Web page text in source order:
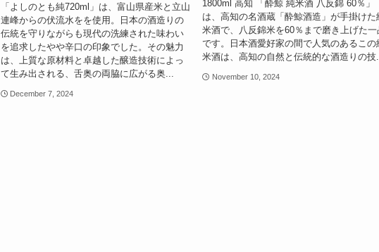
「よしのとも純720ml」は、富山県産米と立山
連峰からの伏流水をを使用。日本の酒造りの
伝統を守りながらも現代の洗練された味わい
を追求したやや辛口の印象でした。その魅力
は、上質な原材料と卓越した醸造技術によっ
て生み出される、舌奥の両脇に広がる奥...
December 7, 2024
1800ml 高知 「酔鯨 純米酒 八反錦 60％」
は、高知の名酒蔵「酔鯨酒造」が手掛けた
米酒で、八反錦米を60％まで磨き上げた一
です。日本酒愛好家の間で人気のあるこの
米酒は、高知の自然と伝統的な酒造りの技
November 10, 2024